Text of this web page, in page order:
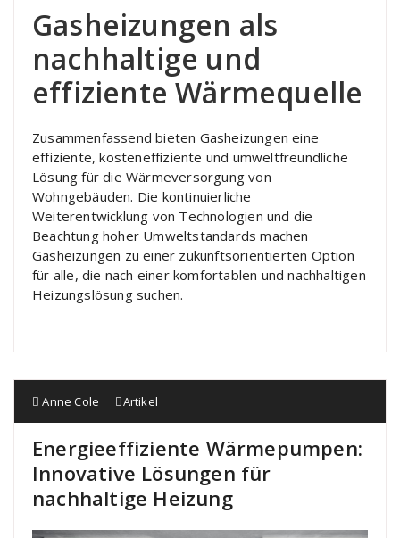
Gasheizungen als
nachhaltige und
effiziente Wärmequelle
Zusammenfassend bieten Gasheizungen eine
effiziente, kosteneffiziente und umweltfreundliche
Lösung für die Wärmeversorgung von
Wohngebäuden. Die kontinuierliche
Weiterentwicklung von Technologien und die
Beachtung hoher Umweltstandards machen
Gasheizungen zu einer zukunftsorientierten Option
für alle, die nach einer komfortablen und nachhaltigen
Heizungslösung suchen.
Anne Cole Artikel
Energieeffiziente Wärmepumpen:
Innovative Lösungen für
nachhaltige Heizung